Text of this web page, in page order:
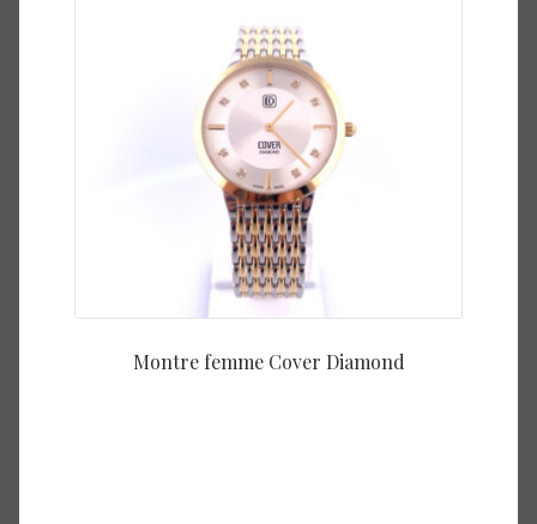
Montre femme Cover Diamond